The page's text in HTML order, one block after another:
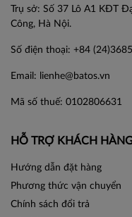
Trụ sở: Số 37 Lô A1 KĐT
Công, Hà Nội.
Số điện thoại: +84
Email: lienhe@batos.vn
Mã số thuế: 0102806631
HỖ TRỢ KHÁCH
Hướng dẫn đặt hàng
Phương thức vận chuyển
Chính sách đổi trả